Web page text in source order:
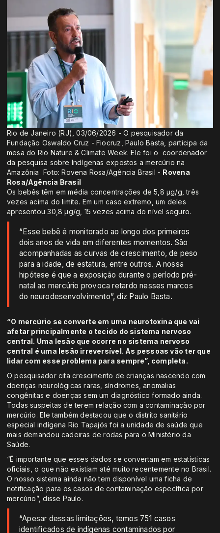
Rio de Janeiro (RJ), 03/06/2026 - O pesquisador da
Fundação Oswaldo Cruz - Fiocruz, Paulo Basta, participa da
mesa do Rio Nature & Climate Week. Ele foi o coordenador
da pesquisa sobre Indígenas expostos a mercúrio na
Amazônia Foto: Rovena Rosa/Agência Brasil - Rovena
Rosa/Agência Brasil
Os bebês têm em média concentrações de 5,8 µg/g, três
vezes acima do limite. Em um caso extremo, um deles
apresentou 30,8 µg/g, 15 vezes acima do nível seguro.
“Esse bebê é monitorado ao longo dos primeiros
dois anos de vida em diferentes momentos. São
acompanhadas as curvas de crescimento, de peso
para a idade, de estatura, entre outros. A nossa
hipótese é que a exposição durante o período pré-
natal ao mercúrio provoca retardo nesses marcos
do neurodesenvolvimento”, diz Paulo Basta.
“O mercúrio se converte em uma neurotoxina que vai
afetar principalmente o tecido do sistema nervoso
central. Uma lesão que ocorre no sistema nervoso
central é uma lesão irreversível. As pessoas vão ter que
lidar com esse problema para sempre”, completa.
O pesquisador cita crescimento de crianças nascendo com
doenças neurológicas raras, síndromes, anomalias
congênitas e doenças sem um diagnóstico formado ainda.
Todas suspeitas de terem relação com a contaminação por
mercúrio. Ele também destacou que o distrito sanitário
especial indígena Rio Tapajós foi a unidade de saúde que
mais demandou cadeiras de rodas para o Ministério da
Saúde.
“É importante que esses dados se convertam em estatísticas
oficiais, o que não existiam até muito recentemente no Brasil.
O nosso sistema ainda não tem disponível uma ficha de
notificação para os casos de contaminação específica por
mercúrio”, disse Paulo.
“Apesar dessas limitações, temos 751 casos
identificados de indígenas contaminados por